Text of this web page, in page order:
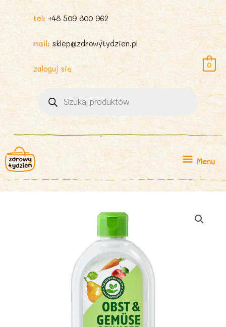
tel: +48 509 800 962
mail: sklep@zdrowytydzien.pl
zaloguj się
produktów
0
Menu
Menu